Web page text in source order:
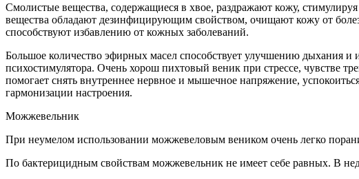
Смолистые вещества, содержащиеся в хвое, раздражают кожу,
вещества обладают дезинфицирующим свойством, очищают кожу от
способствуют избавлению от кожных заболеваний.
Большое количество эфирных масел способствует улучшению дыхания и
психостимулятора. Очень хорош пихтовый веник при стрессе, чувстве
помогает снять внутреннее нервное и мышечное напряжение,
гармонизации настроения.
Можжевельник
При неумелом использовании можжевеловым веником очень легко
По бактерицидным свойствам можжевельник не имеет себе равных. В